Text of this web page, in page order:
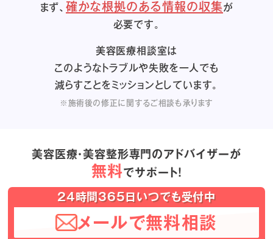
まず、確かな根拠のある情報の収集が
必要です。
美容医療相談室は
このようなトラブルや失敗を一人でも
減らすことをミッションとしています。
※施術後の修正に関するご相談も承ります
美容医療・美容整形専門のアドバイザーが
無料でサポート！
24時間365日いつでも受付中
メールで無料相談